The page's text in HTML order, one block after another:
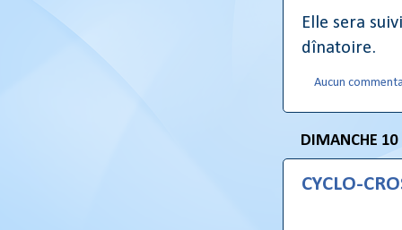
Elle sera
dînatoire.
Aucun
DIMANCHE 10
CYCLO-